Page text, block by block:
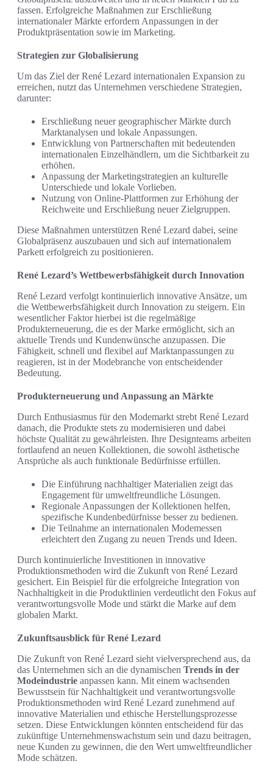
fassen. Erfolgreiche Maßnahmen zur Erschließung
internationaler Märkte erfordern Anpassungen in der
Produktpräsentation sowie im Marketing.
Strategien zur Globalisierung
Um das Ziel der René Lezard internationalen Expansion zu
erreichen, nutzt das Unternehmen verschiedene Strategien,
darunter:
Erschließung neuer geographischer Märkte durch
Marktanalysen und lokale Anpassungen.
Entwicklung von Partnerschaften mit bedeutenden
internationalen Einzelhändlern, um die Sichtbarkeit zu
erhöhen.
Anpassung der Marketingstrategien an kulturelle
Unterschiede und lokale Vorlieben.
Nutzung von Online-Plattformen zur Erhöhung der
Reichweite und Erschließung neuer Zielgruppen.
Diese Maßnahmen unterstützen René Lezard dabei, seine
Globalpräsenz auszubauen und sich auf internationalem
Parkett erfolgreich zu positionieren.
René Lezard’s Wettbewerbsfähigkeit durch Innovation
René Lezard verfolgt kontinuierlich innovative Ansätze, um
die Wettbewerbsfähigkeit durch Innovation zu steigern. Ein
wesentlicher Faktor hierbei ist die regelmäßige
Produkterneuerung, die es der Marke ermöglicht, sich an
aktuelle Trends und Kundenwünsche anzupassen. Die
Fähigkeit, schnell und flexibel auf Marktanpassungen zu
reagieren, ist in der Modebranche von entscheidender
Bedeutung.
Produkterneuerung und Anpassung an Märkte
Durch Enthusiasmus für den Modemarkt strebt René Lezard
danach, die Produkte stets zu modernisieren und dabei
höchste Qualität zu gewährleisten. Ihre Designteams arbeiten
fortlaufend an neuen Kollektionen, die sowohl ästhetische
Ansprüche als auch funktionale Bedürfnisse erfüllen.
Die Einführung nachhaltiger Materialien zeigt das
Engagement für umweltfreundliche Lösungen.
Regionale Anpassungen der Kollektionen helfen,
spezifische Kundenbedürfnisse besser zu bedienen.
Die Teilnahme an internationalen Modemessen
erleichtert den Zugang zu neuen Trends und Ideen.
Durch kontinuierliche Investitionen in innovative
Produktionsmethoden wird die Zukunft von René Lezard
gesichert. Ein Beispiel für die erfolgreiche Integration von
Nachhaltigkeit in die Produktlinien verdeutlicht den Fokus auf
verantwortungsvolle Mode und stärkt die Marke auf dem
globalen Markt.
Zukunftsausblick für René Lezard
Die Zukunft von René Lezard sieht vielversprechend aus, da
das Unternehmen sich an die dynamischen Trends in der
Modeindustrie anpassen kann. Mit einem wachsenden
Bewusstsein für Nachhaltigkeit und verantwortungsvolle
Produktionsmethoden wird René Lezard zunehmend auf
innovative Materialien und ethische Herstellungsprozesse
setzen. Diese Entwicklungen könnten entscheidend für das
zukünftige Unternehmenswachstum sein und dazu beitragen,
neue Kunden zu gewinnen, die den Wert umweltfreundlicher
Mode schätzen.